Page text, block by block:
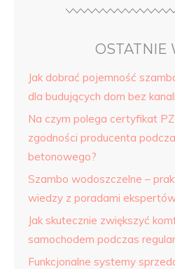
OSTATNIE
Jak dobrać pojemność
dla budujących dom bez
Na czym polega certyfikat
zgodności producenta
betonowego?
Szambo wodoszczelne –
wiedzy z poradami
Jak skutecznie zwiększyć
samochodem podczas
Funkcjonalne systemy